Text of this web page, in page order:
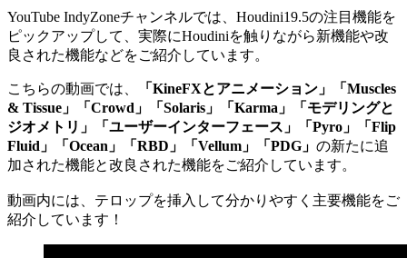
YouTube IndyZoneチャンネルでは、Houdini19.5の注目機能を
ピックアップして、実際にHoudiniを触りながら新機能や改
良された機能などをご紹介しています。
こちらの動画では、
「KineFXとアニメーション」「Muscles
& Tissue」「Crowd」「Solaris」「Karma」「モデリングと
ジオメトリ」「ユーザーインターフェース」「Pyro」「Flip
Fluid」「Ocean」「RBD」「Vellum」「PDG」 の新たに追
加された機能と改良された機能をご紹介しています。
動画内には、テロップを挿入して分かりやすく主要機能をご
紹介しています！